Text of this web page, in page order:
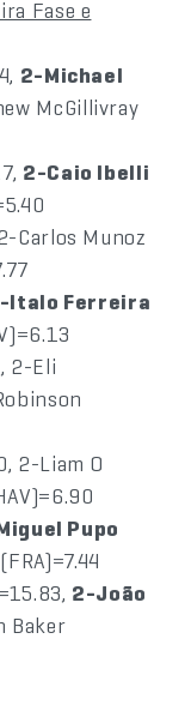
Fase e
2-Michael
McGillivray
2-Caio Ibelli
Carlos Munoz
Italo Ferreira
2-Eli
2-Liam O
Pupo
2-João
Baker